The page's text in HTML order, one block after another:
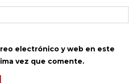
electrónico y web en este
vez que comente.